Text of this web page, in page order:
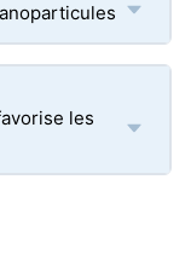
les